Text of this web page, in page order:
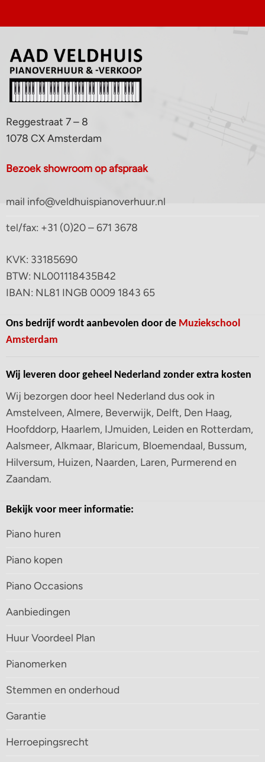
Reggestraat 7 – 8
1078 CX Amsterdam
Bezoek showroom op afspraak
mail info@veldhuispianoverhuur.nl
tel/fax: +31 (0)20 – 671 3678
KVK: 33185690
BTW: NL001118435B42
IBAN: NL81 INGB 0009 1843 65
Ons bedrijf wordt aanbevolen door de Muziekschool
Amsterdam
Wij leveren door geheel Nederland zonder extra kosten
Wij bezorgen door heel Nederland dus ook in
Amstelveen, Almere, Beverwijk, Delft, Den Haag,
Hoofddorp, Haarlem, IJmuiden, Leiden en Rotterdam,
Aalsmeer, Alkmaar, Blaricum, Bloemendaal, Bussum,
Hilversum, Huizen, Naarden, Laren, Purmerend en
Zaandam.
Bekijk voor meer informatie:
Piano huren
Piano kopen
Piano Occasions
Aanbiedingen
Huur Voordeel Plan
Pianomerken
Stemmen en onderhoud
Garantie
Herroepingsrecht